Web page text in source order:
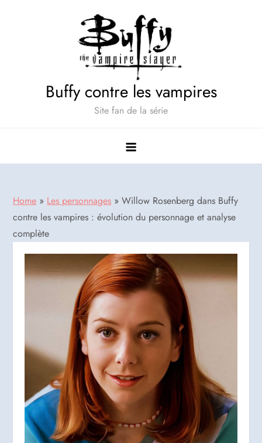
Buffy contre les vampires
Site fan de la série
Home » Les personnages » Willow Rosenberg dans Buffy
contre les vampires : évolution du personnage et analyse
complète